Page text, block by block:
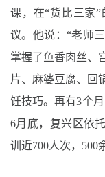
课，在“货比三家
议。他说：“老师
掌握了鱼香肉丝、
片、麻婆豆腐、回
饪技巧。再有3个
6月底，复兴区依
训近700人次，500